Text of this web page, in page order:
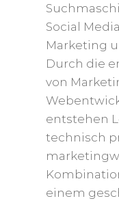
Social
Marketing
Durch die
von
entstehen
technisch
einem